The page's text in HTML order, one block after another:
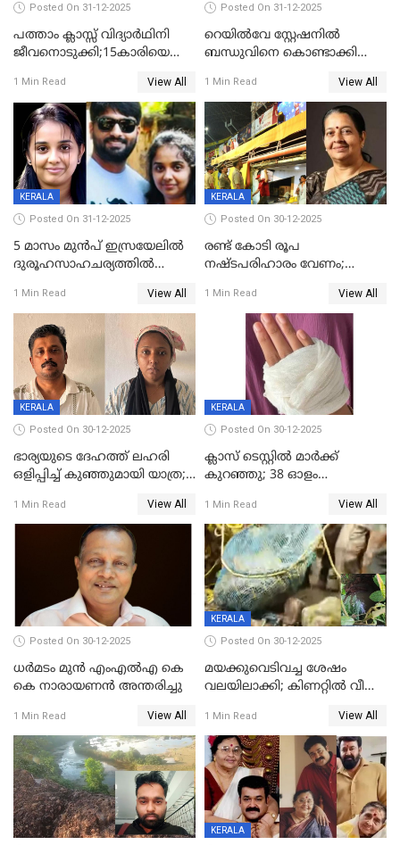
Posted On 31-12-2025
പത്താം ക്ലാസ്സ് വിദ്യാര്‍ഥിനി
ജീവനൊടുക്കി;15കാരിയെ
കിടപ്പുമുറിയില്‍ തൂങ്ങി മരിച്ച
നിലയിൽ
1 Min Read View All
Posted On 31-12-2025
റെയിൽവേ സ്റ്റേഷനിൽ
ബന്ധുവിനെ കൊണ്ടാക്കി
ലോറി സ്കൂട്ടറിൽ ഇടിച്ചു :
യുവതിക്ക് ദാരുണാന്ത്യം
1 Min Read View All
KERALA
Posted On 31-12-2025
5 മാസം മുൻപ് ഇസ്രയേലിൽ
ദുരൂഹസാഹചര്യത്തിൽ
മലയാളി യുവാവിന്റെ ഭാര്യയും
മരിച്ചു
1 Min Read View All
KERALA
Posted On 30-12-2025
രണ്ട് കോടി രൂപ
നഷ്ടപരിഹാരം വേണം;
നോട്ടീസയച്ച് ഉമാ തോമസ്
1 Min Read View All
KERALA
Posted On 30-12-2025
ഭാര്യയുടെ ദേഹത്ത് ലഹരി
ഒളിപ്പിച്ച് കുഞ്ഞുമായി യാത്ര;
പിടികൂടി പൊലീസ്
1 Min Read View All
KERALA
Posted On 30-12-2025
ക്ലാസ് ടെസ്റ്റിൽ മാർക്ക്
കുറഞ്ഞു; 38 ഓളം
സെന്ററിലെ അധ്യാപകന്‍
മർദിച്ചതായി പരാതി
1 Min Read View All
Posted On 30-12-2025
ധർമടം മുൻ എംഎല്‍എ കെ
കെ നാരായണന്‍ അന്തരിച്ചു
1 Min Read View All
KERALA
Posted On 30-12-2025
മയക്കുവെടിവച്ച ശേഷം
വലയിലാക്കി; കിണറ്റിൽ വീണ
1 Min Read View All
KERALA